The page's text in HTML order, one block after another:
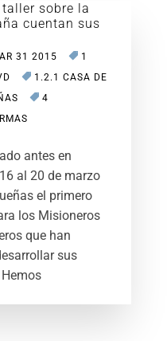
sobre la
cuentan sus
31 2015
1
1.2.1 CASA DE
4
antes en
al 20 de marzo
el primero
los Misioneros
que han
sus